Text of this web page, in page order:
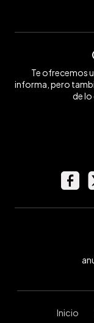
Te ofrecemos
informa, pero
de lo
Inicio